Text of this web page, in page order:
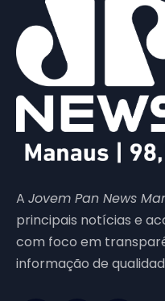
A Jovem Pan News
principais notícias e
com foco em
informação de